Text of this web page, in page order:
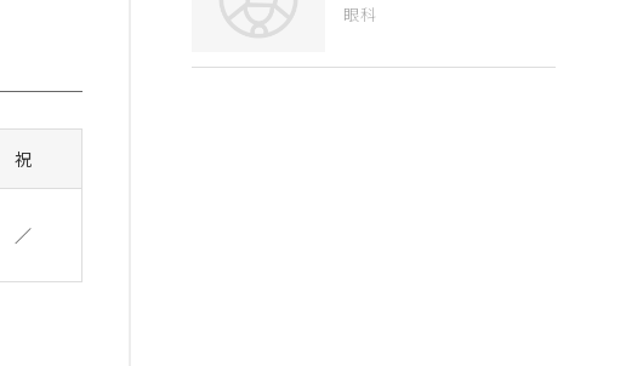
祝
／
眼科